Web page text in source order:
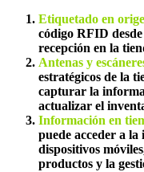
Etiquetado en
código RFID
recepción en la
Antenas y
estratégicos de la
capturar la
actualizar el
Información en
puede acceder a
dispositivos
productos y la